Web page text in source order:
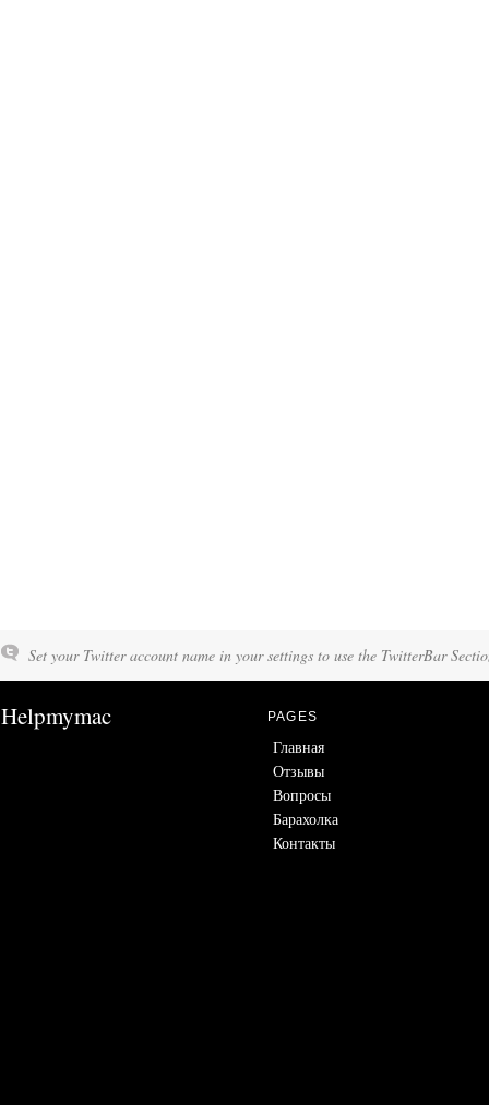
Set your Twitter account name in your settings to use the TwitterBar
Helpmymac PAGES
Главная
Отзывы
Вопросы
Барахолка
Контакты